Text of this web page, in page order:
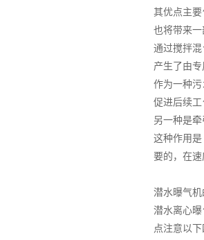
其优点主
也将带来
通过搅拌
产生了由
作为一种
促进后续
另一种是
这种作用
要的，在
潜水曝气
潜水离心
点注意以